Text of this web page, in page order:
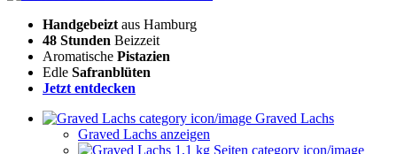
Handgebeiztaus Hamburg
48 Stunden Beizzeit
Aromatische Pistazien
Edle Safranblüten
Jetzt entdecken
Graved Lachs
Graved Lachs anzeigen